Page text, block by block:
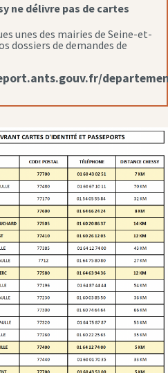
ne délivre pas de cartes
unes des mairies de Seine-et-
dossiers de demandes de